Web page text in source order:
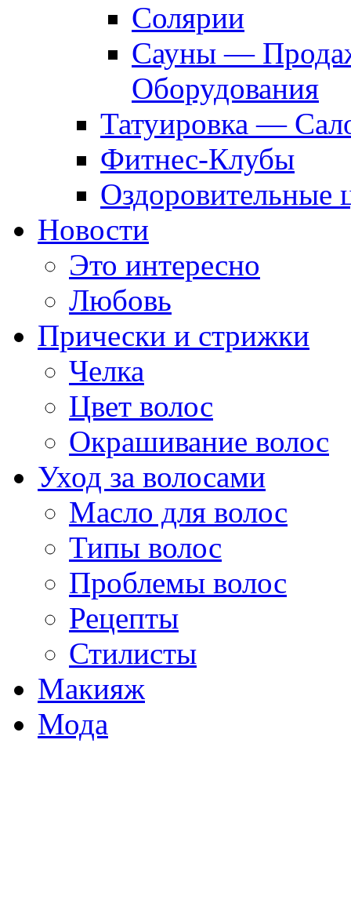
Солярии
Сауны —
Оборудования
Татуировка —
Фитнес-Клубы
Оздоровительные
Новости
Это интересно
Любовь
Прически и стрижки
Челка
Цвет волос
Окрашивание волос
Уход за волосами
Масло для волос
Типы волос
Проблемы волос
Рецепты
Стилисты
Макияж
Мода